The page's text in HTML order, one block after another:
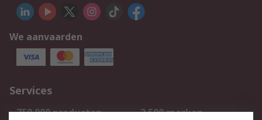
We aanvaarden
Services
750.000 producten
2.500 merken